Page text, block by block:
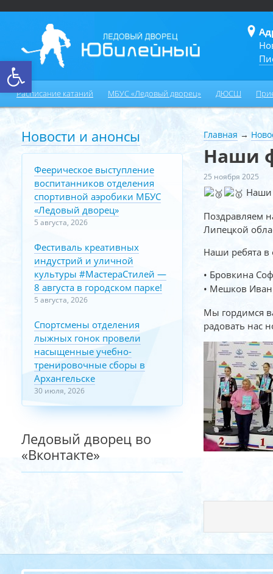
Открыть панель инструментов
Расписание катаний МБУС «Ледовый дворец» ДЮСШ
Главная →
Наши
25 ноября 2025
Наши
Поздравляем
Липецкой
Наши ребята в
• Бровкина
• Мешков Иван
Мы гордимся
радовать нас
Новости и анонсы
Феерическое выступление
воспитанников отделения
спортивной аэробики МБУС
«Ледовый дворец»
5 августа, 2026
Фестиваль креативных
индустрий и уличной
культуры #МастераСтилей —
8 августа в городском парке!
5 августа, 2026
Спортсмены отделения
лыжных гонок провели
насыщенные учебно-
тренировочные сборы в
Архангельске
30 июля, 2026
Ледовый дворец во
«Вконтакте»